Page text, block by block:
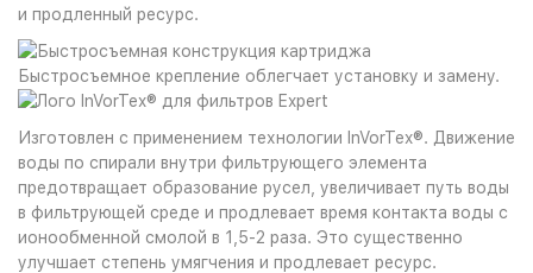
и продленный ресурс.
Быстросъемное крепление облегчает установку и замену.
Изготовлен с применением технологии InVorTex®. Движение
воды по спирали внутри фильтрующего элемента
предотвращает образование русел, увеличивает путь воды
в фильтрующей среде и продлевает время контакта воды с
ионообменной смолой в 1,5-2 раза. Это существенно
улучшает степень умягчения и продлевает ресурс.